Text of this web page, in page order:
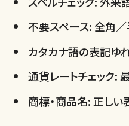
不要スペース: 全角／
カタカナ語の表記ゆ
通貨レートチェック:
商標・商品名: 正しい